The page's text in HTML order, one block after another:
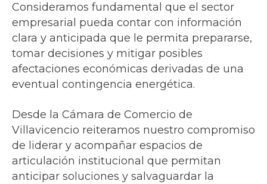
Consideramos fundamental que el sector
empresarial pueda contar con información
clara y anticipada que le permita prepararse,
tomar decisiones y mitigar posibles
afectaciones económicas derivadas de una
eventual contingencia energética.
Desde la Cámara de Comercio de
Villavicencio reiteramos nuestro compromiso
de liderar y acompañar espacios de
articulación institucional que permitan
anticipar soluciones y salvaguardar la